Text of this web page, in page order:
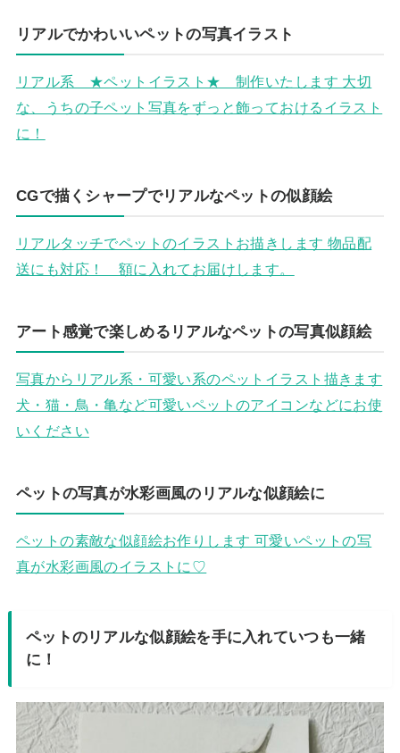
リアルでかわいいペットの写真イラスト
リアル系 ★ペットイラスト★ 制作いたします 大切
な、うちの子ペット写真をずっと飾っておけるイラスト
に！
CGで描くシャープでリアルなペットの似顔絵
リアルタッチでペットのイラストお描きします 物品配
送にも対応！ 額に入れてお届けします。
アート感覚で楽しめるリアルなペットの写真似顔絵
写真からリアル系・可愛い系のペットイラスト描きます
犬・猫・鳥・亀など可愛いペットのアイコンなどにお使
いください
ペットの写真が水彩画風のリアルな似顔絵に
ペットの素敵な似顔絵お作りします 可愛いペットの写
真が水彩画風のイラストに♡
ペットのリアルな似顔絵を手に入れていつも一緒
に！